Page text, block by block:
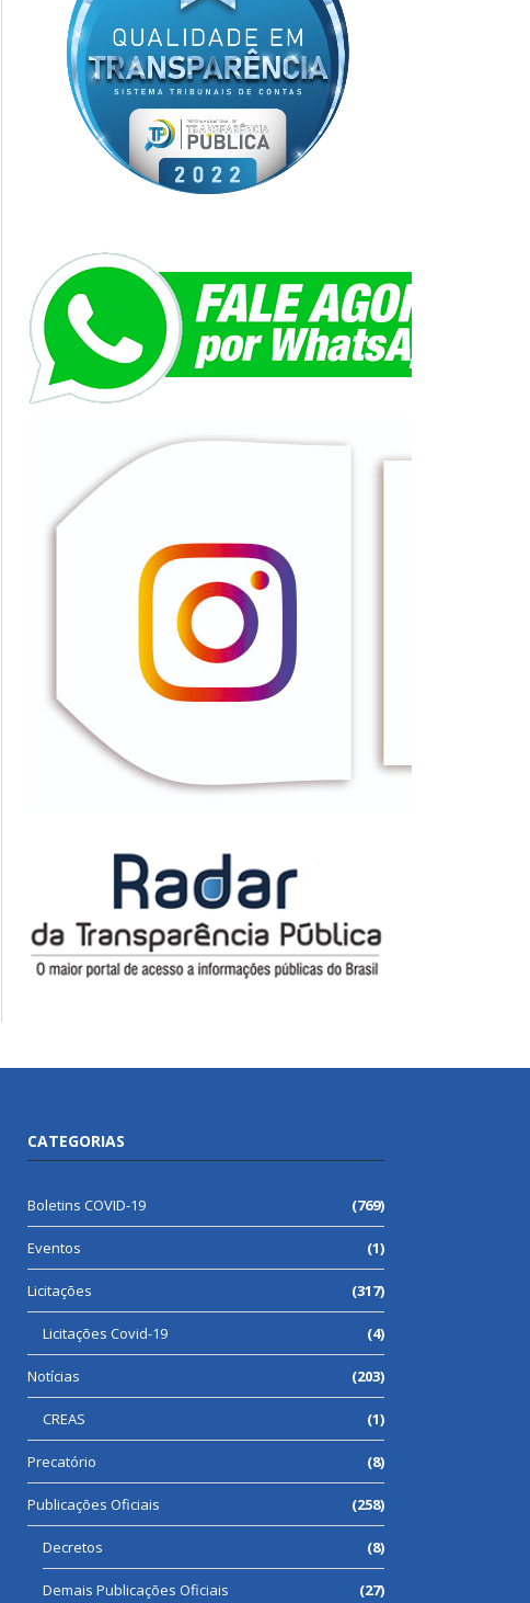
CATEGORIAS
Boletins COVID-19 (769)
Eventos (1)
Licitações (317)
Licitações Covid-19 (4)
Notícias (203)
CREAS (1)
Precatório (8)
Publicações Oficiais (258)
Decretos (8)
Demais Publicações Oficiais (27)